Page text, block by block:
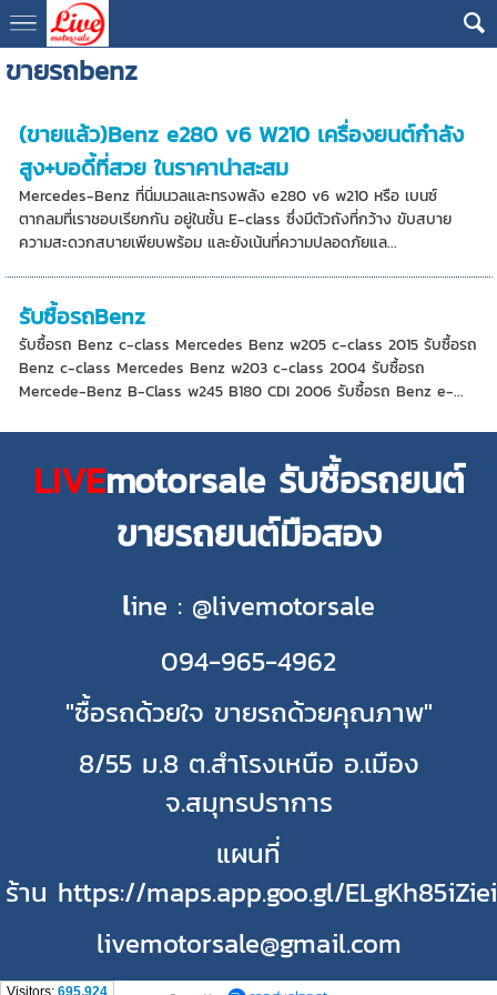
ขายรถbenz
(ขายแล้ว)Benz e280 v6 W210 เครื่องยนต์กำลัง
สูง+บอดี้ที่สวย ในราคาน่าสะสม
Mercedes-Benz ที่นิ่มนวลและทรงพลัง e280 v6 w210 หรือ เบนซ์
ตากลมที่เราชอบเรียกกัน อยู่ในชั้น E-class ซึ่งมีตัวถังที่กว้าง ขับสบาย
ความสะดวกสบายเพียบพร้อม และยังเน้นที่ความปลอดภัยแล...
รับซื้อรถBenz
รับซื้อรถ Benz c-class Mercedes Benz w205 c-class 2015 รับซื้อรถ
Benz c-class Mercedes Benz w203 c-class 2004 รับซื้อรถ
Mercede-Benz B-Class w245 B180 CDI 2006 รับซื้อรถ Benz e-...
LIVEmotorsale รับซื้อรถยนต์
ขายรถยนต์มือสอง
line : @livemotorsale
094-965-4962
"ซื้อรถด้วยใจ ขายรถด้วยคุณภาพ"
8/55 ม.8 ต.สำโรงเหนือ อ.เมือง
จ.สมุทรปราการ
แผนที่
ร้าน https://maps.app.goo.gl/
livemotorsale@gmail.com